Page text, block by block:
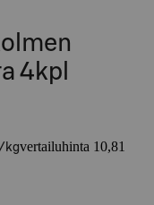
4kpl
kgvertailuhinta 10,81